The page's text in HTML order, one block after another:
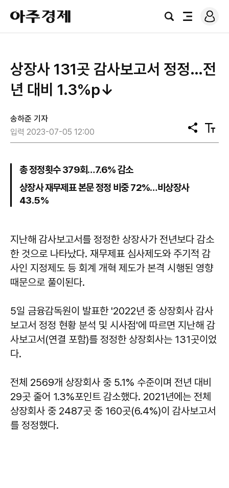
아
주
경
검
전
로
그
상장사 131곳 감사보고서 정정…전
년 대비 1.3%p↓
송하준 기자
입력 2023-07-05 12:00
공
유
텍
스
총 정정횟수 379회…7.6% 감소
상장사 재무제표 본문 정정 비중 72%…비상장사
43.5%
지난해 감사보고서를 정정한 상장사가 전년보다 감소
한 것으로 나타났다. 재무제표 심사제도와 주기적 감
사인 지정제도 등 회계 개혁 제도가 본격 시행된 영향
때문으로 풀이된다.
5일 금융감독원이 발표한 '2022년 중 상장회사 감사
보고서 정정 현황 분석 및 시사점'에 따르면 지난해 감
사보고서(연결 포함)를 정정한 상장회사는 131곳이었
다.
전체 2569개 상장회사 중 5.1% 수준이며 전년 대비
29곳 줄어 1.3%포인트 감소했다. 2021년에는 전체
상장회사 중 2487곳 중 160곳(6.4%)이 감사보고서
를 정정했다.